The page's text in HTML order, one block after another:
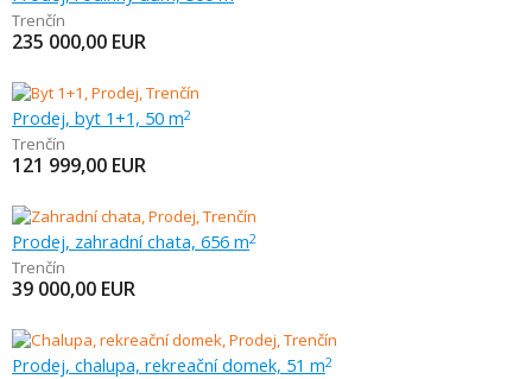
Trenčín
235 000,00 EUR
Prodej, byt 1+1, 50 m2
Trenčín
121 999,00 EUR
Prodej, zahradní chata, 656 m2
Trenčín
39 000,00 EUR
Prodej, chalupa, rekreační domek, 51 m2